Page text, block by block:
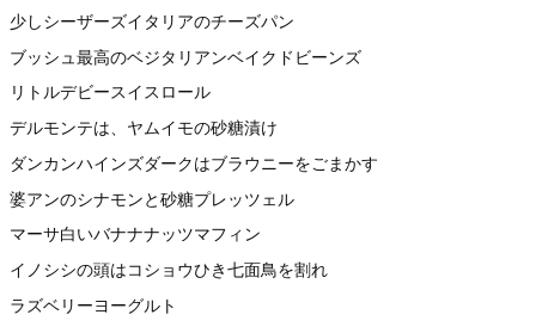
少しシーザーズイタリアのチーズパン
ブッシュ最高のベジタリアンベイクドビーンズ
リトルデビースイスロール
デルモンテは、ヤムイモの砂糖漬け
ダンカンハインズダークはブラウニーをごまかす
婆アンのシナモンと砂糖プレッツェル
マーサ白いバナナナッツマフィン
イノシシの頭はコショウひき七面鳥を割れ
ラズベリーヨーグルト